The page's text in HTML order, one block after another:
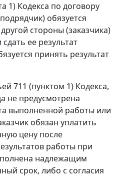
1) Кодекса по договору
обязуется
стороны (заказчика)
ее результат
принять результат
711 (пунктом 1) Кодекса,
не предусмотрена
выполненной работы или
обязан уплатить
цену после
работы при
надлежащим
срок, либо с согласия